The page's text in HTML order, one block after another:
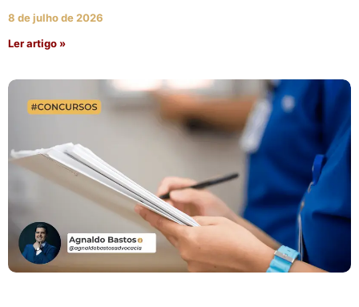
8 de julho de 2026
Ler artigo »